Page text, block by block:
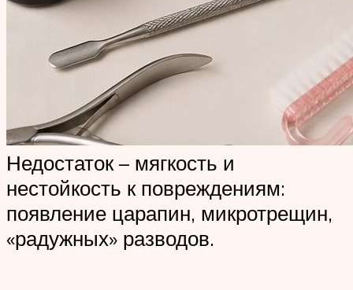
Недостаток – мягкость и
нестойкость к повреждениям:
появление царапин, микротрещин,
«радужных» разводов.